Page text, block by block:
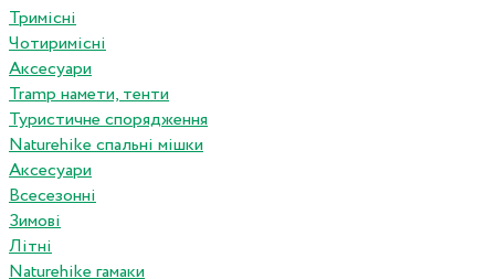
Тримісні
Чотиримісні
Аксесуари
Tramp намети, тенти
Туристичне спорядження
Naturehike спальні мішки
Аксесуари
Всесезонні
Зимові
Літні
Naturehike гамаки